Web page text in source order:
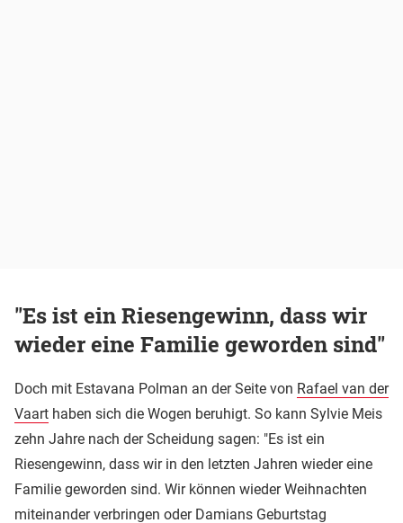
"Es ist ein Riesengewinn, dass wir
wieder eine Familie geworden sind"
Doch mit Estavana Polman an der Seite von Rafael van der
Vaart haben sich die Wogen beruhigt. So kann Sylvie Meis
zehn Jahre nach der Scheidung sagen: "Es ist ein
Riesengewinn, dass wir in den letzten Jahren wieder eine
Familie geworden sind. Wir können wieder Weihnachten
miteinander verbringen oder Damians Geburtstag